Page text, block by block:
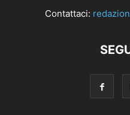
Contattaci: